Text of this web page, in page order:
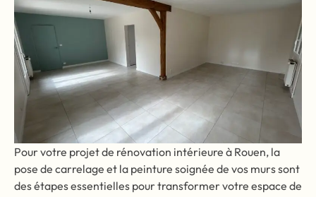
Pour votre projet de rénovation intérieure à Rouen, la
pose de carrelage et la peinture soignée de vos murs sont
des étapes essentielles pour transformer votre espace de